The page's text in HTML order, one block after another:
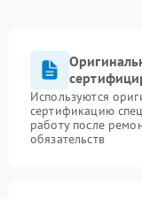
Используются
сертификацию
работу после
обязательств